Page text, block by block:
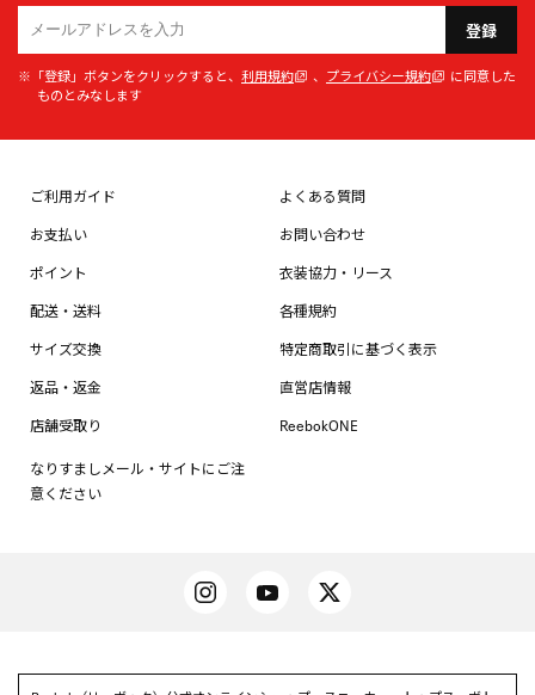
登録
※「登録」ボタンをクリックすると、 利用規約 、 プライバシー規約
に同意した
ものとみなします
ご利用ガイド
お支払い
ポイント
配送・送料
サイズ交換
返品・返金
店舗受取り
なりすましメール・サイトにご注
意ください
よくある質問
お問い合わせ
衣装協力・リース
各種規約
特定商取引に基づく表示
直営店情報
ReebokONE